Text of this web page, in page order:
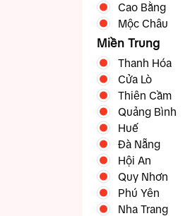
Hạ Long
Hòa Bình
Ninh Bình
Sóc Sơn
Sơn Tây
Thạch Thất
Vĩnh Phúc
Cao Bằng
Mộc Châu
Miền Trung
Thanh Hóa
Cửa Lò
Thiên Cầm
Quảng Bình
Huế
Đà Nẵng
Hội An
Quy Nhơn
Phú Yên
Nha Trang